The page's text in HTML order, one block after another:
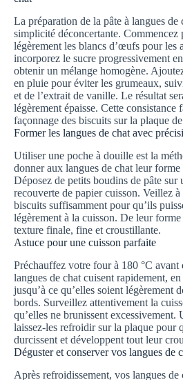
La préparation de la pâte à langues de
simplicité déconcertante. Commencez
légèrement les blancs d’œufs pour les
incorporez le sucre progressivement
obtenir un mélange homogène.
en pluie pour éviter les grumeaux,
et de l’extrait de vanille. Le résultat
légèrement épaisse. Cette consistance
façonnage des biscuits sur la plaque
Former les langues de chat avec
Utiliser une poche à douille est la
donner aux langues de chat leur forme
Déposez de petits boudins de pâte sur
recouverte de papier cuisson. Veillez à
biscuits suffisamment pour qu’ils
légèrement à la cuisson. De leur
texture finale, fine et croustillante.
Astuce pour une cuisson parfaite
Préchauffez votre four à 180 °C avant
langues de chat cuisent rapidement,
jusqu’à ce qu’elles soient légèrement
bords. Surveillez attentivement la
qu’elles ne brunissent excessivement.
laissez-les refroidir sur la plaque pour
durcissent et développent tout leur
Déguster et conserver vos langues de
Après refroidissement, vos langues de